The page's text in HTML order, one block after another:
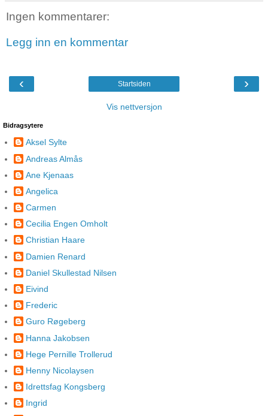
Ingen kommentarer:
Legg inn en kommentar
‹ ›
Startsiden
Vis nettversjon
Bidragsytere
Aksel Sylte
Andreas Almås
Ane Kjenaas
Angelica
Carmen
Cecilia Engen Omholt
Christian Haare
Damien Renard
Daniel Skullestad Nilsen
Eivind
Frederic
Guro Røgeberg
Hanna Jakobsen
Hege Pernille Trollerud
Henny Nicolaysen
Idrettsfag Kongsberg
Ingrid